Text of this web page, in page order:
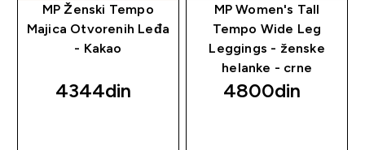
MP Ženski Tempo
Majica Otvorenih Leđa
- Kakao
4344din‎
MP Women's Tall
Tempo Wide Leg
Leggings - ženske
helanke - crne
4800din‎